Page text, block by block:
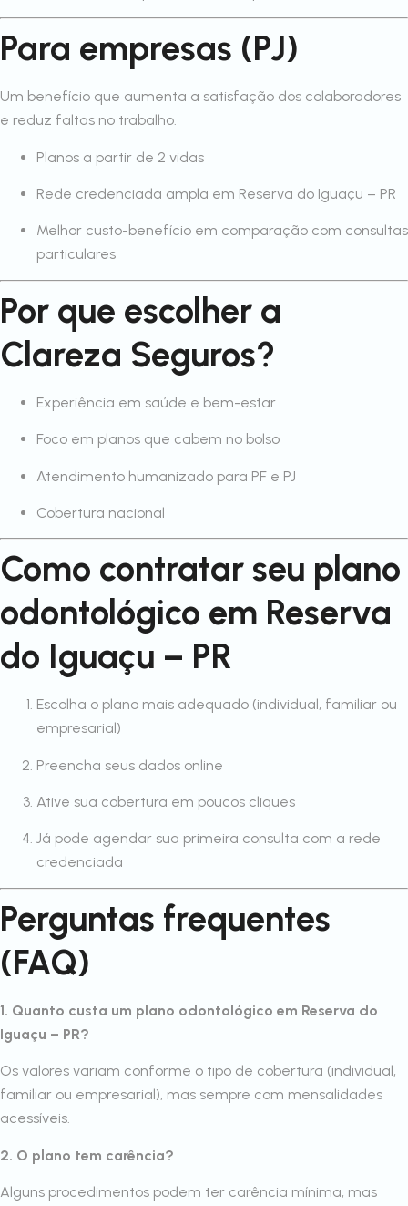
Para empresas (PJ)
Um benefício que aumenta a satisfação dos colaboradores
e reduz faltas no trabalho.
Planos a partir de 2 vidas
Rede credenciada ampla em Reserva do Iguaçu – PR
Melhor custo-benefício em comparação com consultas
particulares
Por que escolher a
Clareza Seguros?
Experiência em saúde e bem-estar
Foco em planos que cabem no bolso
Atendimento humanizado para PF e PJ
Cobertura nacional
Como contratar seu plano
odontológico em Reserva
do Iguaçu – PR
Escolha o plano mais adequado (individual, familiar ou
empresarial)
Preencha seus dados online
Ative sua cobertura em poucos cliques
Já pode agendar sua primeira consulta com a rede
credenciada
Perguntas frequentes
(FAQ)
1. Quanto custa um plano odontológico em Reserva do
Iguaçu – PR?
Os valores variam conforme o tipo de cobertura (individual,
familiar ou empresarial), mas sempre com mensalidades
acessíveis.
2. O plano tem carência?
Alguns procedimentos podem ter carência mínima, mas